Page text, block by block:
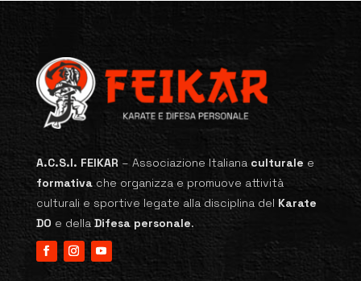
A.C.S.I. FEIKAR – Associazione Italiana culturale e
formativache organizza e promuove attività
culturali e sportive legate alla disciplina del Karate
DO e dellaDifesa personale.